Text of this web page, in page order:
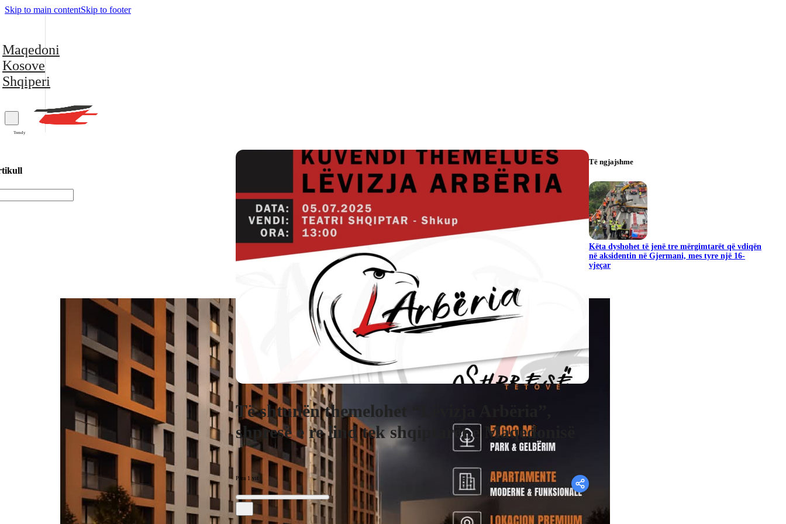
Skip to main contentSkip to footer
Maqedoni
Kosove
Shqiperi
Trendy
Të shtunën themelohet “Lëvizja Arbëria”,
shpresë e re lind tek shqiptarët e Maqedonisë
Para 1 vit
Të ngjajshme
Këta dyshohet të jenë tre mërgimtarët që vdiqën
në aksidentin në Gjermani, mes tyre një 16-
vjeçar